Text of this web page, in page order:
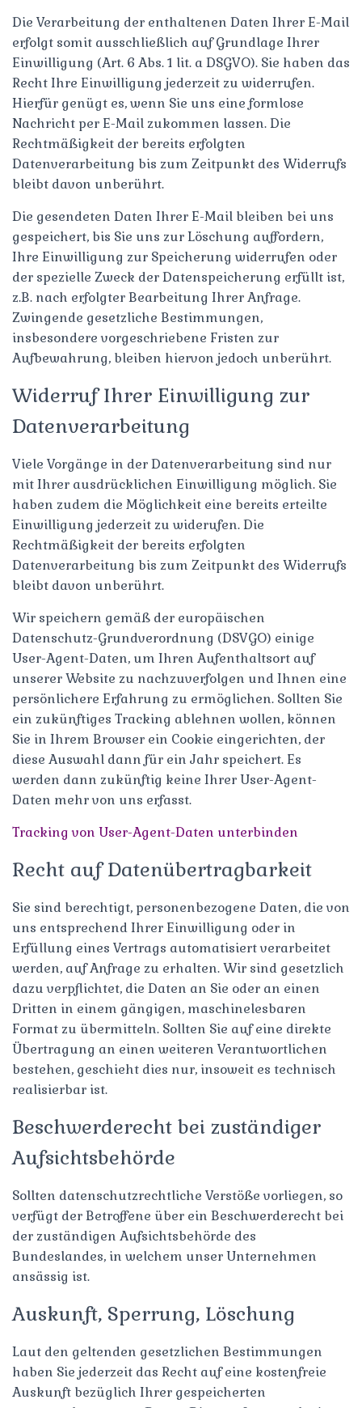
Die Verarbeitung der enthaltenen Daten Ihrer E-Mail
erfolgt somit ausschließlich auf Grundlage Ihrer
Einwilligung (Art. 6 Abs. 1 lit. a DSGVO). Sie haben das
Recht Ihre Einwilligung jederzeit zu widerrufen.
Hierfür genügt es, wenn Sie uns eine formlose
Nachricht per E-Mail zukommen lassen. Die
Rechtmäßigkeit der bereits erfolgten
Datenverarbeitung bis zum Zeitpunkt des Widerrufs
bleibt davon unberührt.
Die gesendeten Daten Ihrer E-Mail bleiben bei uns
gespeichert, bis Sie uns zur Löschung auffordern,
Ihre Einwilligung zur Speicherung widerrufen oder
der spezielle Zweck der Datenspeicherung erfüllt ist,
z.B. nach erfolgter Bearbeitung Ihrer Anfrage.
Zwingende gesetzliche Bestimmungen,
insbesondere vorgeschriebene Fristen zur
Aufbewahrung, bleiben hiervon jedoch unberührt.
Widerruf Ihrer Einwilligung zur
Datenverarbeitung
Viele Vorgänge in der Datenverarbeitung sind nur
mit Ihrer ausdrücklichen Einwilligung möglich. Sie
haben zudem die Möglichkeit eine bereits erteilte
Einwilligung jederzeit zu widerufen. Die
Rechtmäßigkeit der bereits erfolgten
Datenverarbeitung bis zum Zeitpunkt des Widerrufs
bleibt davon unberührt.
Wir speichern gemäß der europäischen
Datenschutz-Grundverordnung (DSVGO) einige
User-Agent-Daten, um Ihren Aufenthaltsort auf
unserer Website zu nachzuverfolgen und Ihnen eine
persönlichere Erfahrung zu ermöglichen. Sollten Sie
ein zukünftiges Tracking ablehnen wollen, können
Sie in Ihrem Browser ein Cookie eingerichten, der
diese Auswahl dann für ein Jahr speichert. Es
werden dann zukünftig keine Ihrer User-Agent-
Daten mehr von uns erfasst.
Tracking von User-Agent-Daten unterbinden
Recht auf Datenübertragbarkeit
Sie sind berechtigt, personenbezogene Daten, die von
uns entsprechend Ihrer Einwilligung oder in
Erfüllung eines Vertrags automatisiert verarbeitet
werden, auf Anfrage zu erhalten. Wir sind gesetzlich
dazu verpflichtet, die Daten an Sie oder an einen
Dritten in einem gängigen, maschinelesbaren
Format zu übermitteln. Sollten Sie auf eine direkte
Übertragung an einen weiteren Verantwortlichen
bestehen, geschieht dies nur, insoweit es technisch
realisierbar ist.
Beschwerderecht bei zuständiger
Aufsichtsbehörde
Sollten datenschutzrechtliche Verstöße vorliegen, so
verfügt der Betroffene über ein Beschwerderecht bei
der zuständigen Aufsichtsbehörde des
Bundeslandes, in welchem unser Unternehmen
ansässig ist.
Auskunft, Sperrung, Löschung
Laut den geltenden gesetzlichen Bestimmungen
haben Sie jederzeit das Recht auf eine kostenfreie
Auskunft bezüglich Ihrer gespeicherten